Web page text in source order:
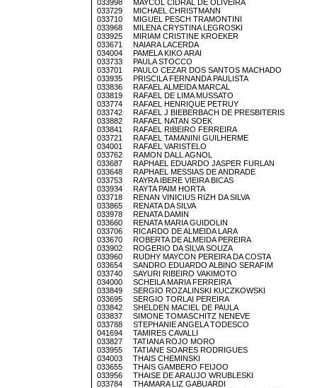
033998 MAYCOL CIDRAL DE OLIVEIRA
033729 MICHAEL CHRISTMANN
033710 MIGUEL PESCH TRAMONTINI
033968 MILENA CRYSTINA LEGROSKI
033925 MIRIAM CRISTINE KROEKER
033671 NAIARA LACERDA
034004 PAMELA KIKO ARAI
033733 PAULA STOCCO
033701 PAULO CEZAR DOS SANTOS MACHADO
033935 PRISCILA FERNANDA PAULISTA
033836 RAFAEL ALMEIDA MARCAL
033819 RAFAEL DE LIMA MUSSATO
033774 RAFAEL HENRIQUE PETRUY
033742 RAFAEL J BIEBERBACH DE PRESBITERIS
033882 RAFAEL NATAN SOEK
033841 RAFAEL RIBEIRO FERREIRA
033721 RAFAEL TAMANINI GUILHERME
034001 RAFAEL VARISTELO
033762 RAMON DALL AGNOL
033687 RAPHAEL EDUARDO JASPER FURLAN
033648 RAPHAEL MESSIAS DE ANDRADE
033753 RAYRA IBERE VIEIRA BICAS
033934 RAYTA PAIM HORTA
033718 RENAN VINICIUS RIZH DA SILVA
033865 RENATA DA SILVA
033978 RENATA DAMIN
033660 RENATA MARIA GUIDOLIN
033706 RICARDO DE ALMEIDA LARA
033670 ROBERTA DE ALMEIDA PEREIRA
033902 ROGERIO DA SILVA SOUZA
033960 RUDHY MAYCON PEREIRA DA COSTA
033654 SANDRO EDUARDO ALBINO SERAFIM
033740 SAYURI RIBEIRO VAKIMOTO
034000 SCHEILA MARIA FERREIRA
033849 SERGIO ROZALINSKI KUCZKOWSKI
033695 SERGIO TORLAI PEREIRA
033842 SHELDEN MACIEL DE PAULA
033837 SIMONE TOMASCHITZ NENEVE
033788 STEPHANIE ANGELA TODESCO
041694 TAMIRES CAVALLI
033827 TATIANA ROJO MORO
033955 TATIANE SOARES RODRIGUES
034003 THAIS CHEMINSKI
033655 THAIS GAMBERO FEIJOO
033956 THAISE DE ARAUJO WRUBLESKI
033784 THAMARA LIZ GABUARDI